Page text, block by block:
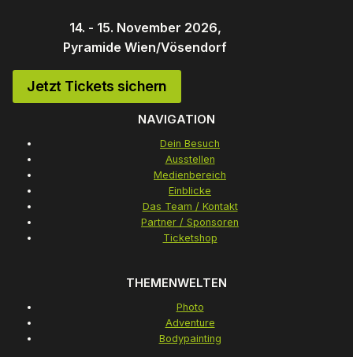
14. - 15. November 2026,
Pyramide Wien/Vösendorf
Jetzt Tickets sichern
NAVIGATION
Dein Besuch
Ausstellen
Medienbereich
Einblicke
Das Team / Kontakt
Partner / Sponsoren
Ticketshop
THEMENWELTEN
Photo
Adventure
Bodypainting